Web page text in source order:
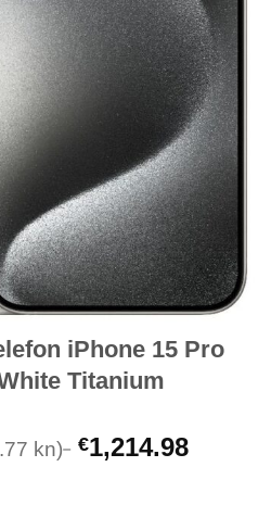
iPhone 15 Pro
Titanium
kn) €1,214.98